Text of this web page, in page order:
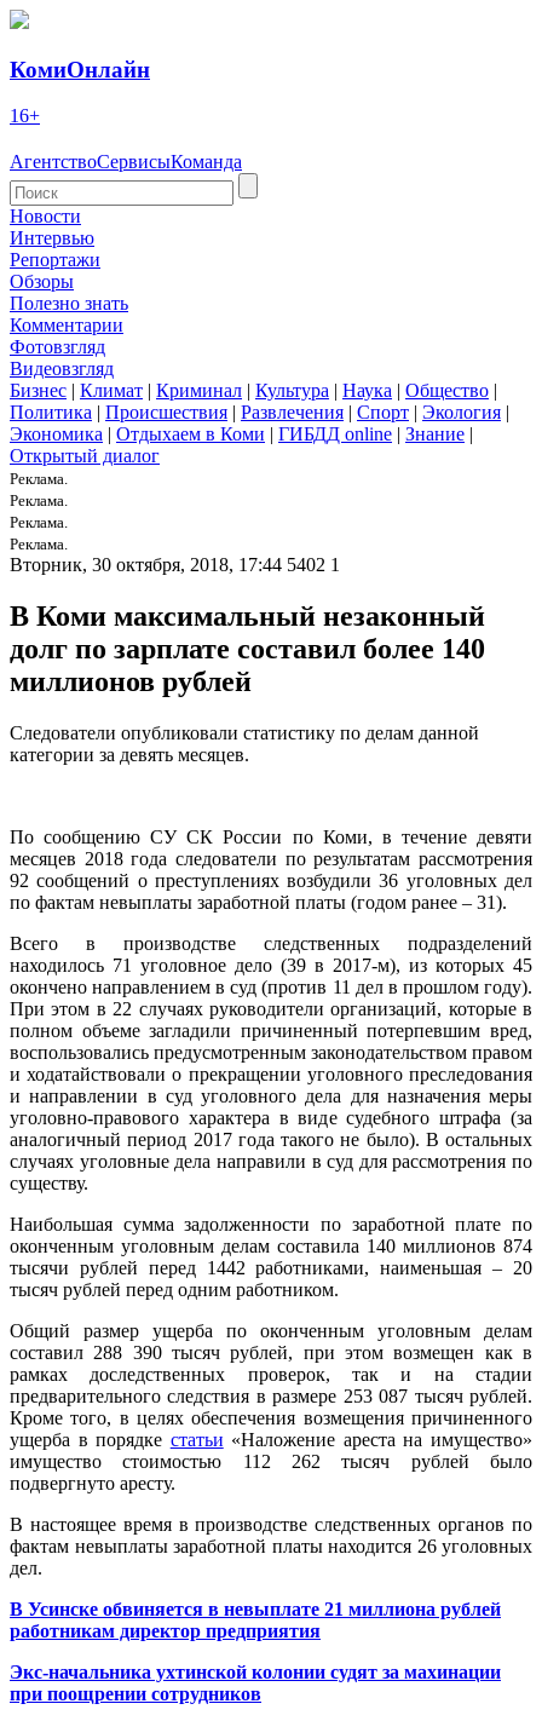
КомиОнлайн
16+
АгентствоСервисыКоманда
Новости
Интервью
Репортажи
Обзоры
Полезно знать
Комментарии
Фотовзгляд
Видеовзгляд
Бизнес | Климат | Криминал | Культура | Наука | Общество |
Политика | Происшествия | Развлечения | Спорт | Экология |
Экономика | Отдыхаем в Коми | ГИБДД online | Знание |
Открытый диалог
Реклама.
Реклама.
Реклама.
Реклама.
Вторник, 30 октября, 2018, 17:44 5402 1
В Коми максимальный незаконный
долг по зарплате составил более 140
миллионов рублей
Следователи опубликовали статистику по делам данной
категории за девять месяцев.
По сообщению СУ СК России по Коми, в течение девяти
месяцев 2018 года следователи по результатам рассмотрения
92 сообщений о преступлениях возбудили 36 уголовных дел
по фактам невыплаты заработной платы (годом ранее – 31).
Всего в производстве следственных подразделений
находилось 71 уголовное дело (39 в 2017-м), из которых 45
окончено направлением в суд (против 11 дел в прошлом году).
При этом в 22 случаях руководители организаций, которые в
полном объеме загладили причиненный потерпевшим вред,
воспользовались предусмотренным законодательством правом
и ходатайствовали о прекращении уголовного преследования
и направлении в суд уголовного дела для назначения меры
уголовно-правового характера в виде судебного штрафа (за
аналогичный период 2017 года такого не было). В остальных
случаях уголовные дела направили в суд для рассмотрения по
существу.
Наибольшая сумма задолженности по заработной плате по
оконченным уголовным делам составила 140 миллионов 874
тысячи рублей перед 1442 работниками, наименьшая – 20
тысяч рублей перед одним работником.
Общий размер ущерба по оконченным уголовным делам
составил 288 390 тысяч рублей, при этом возмещен как в
рамках доследственных проверок, так и на стадии
предварительного следствия в размере 253 087 тысяч рублей.
Кроме того, в целях обеспечения возмещения причиненного
ущерба в порядке статьи «Наложение ареста на имущество»
имущество стоимостью 112 262 тысяч рублей было
подвергнуто аресту.
В настоящее время в производстве следственных органов по
фактам невыплаты заработной платы находится 26 уголовных
дел.
В Усинске обвиняется в невыплате 21 миллиона рублей
работникам директор предприятия
Экс-начальника ухтинской колонии судят за махинации
при поощрении сотрудников